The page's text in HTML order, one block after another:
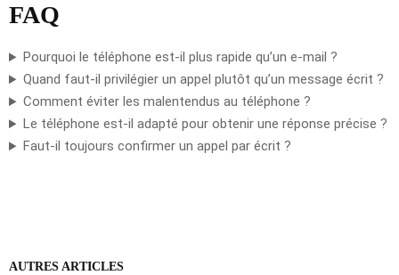
FAQ
Pourquoi le téléphone est-il plus rapide qu’un e-mail ?
Quand faut-il privilégier un appel plutôt qu’un message écrit ?
Comment éviter les malentendus au téléphone ?
Le téléphone est-il adapté pour obtenir une réponse précise ?
Faut-il toujours confirmer un appel par écrit ?
AUTRES ARTICLES